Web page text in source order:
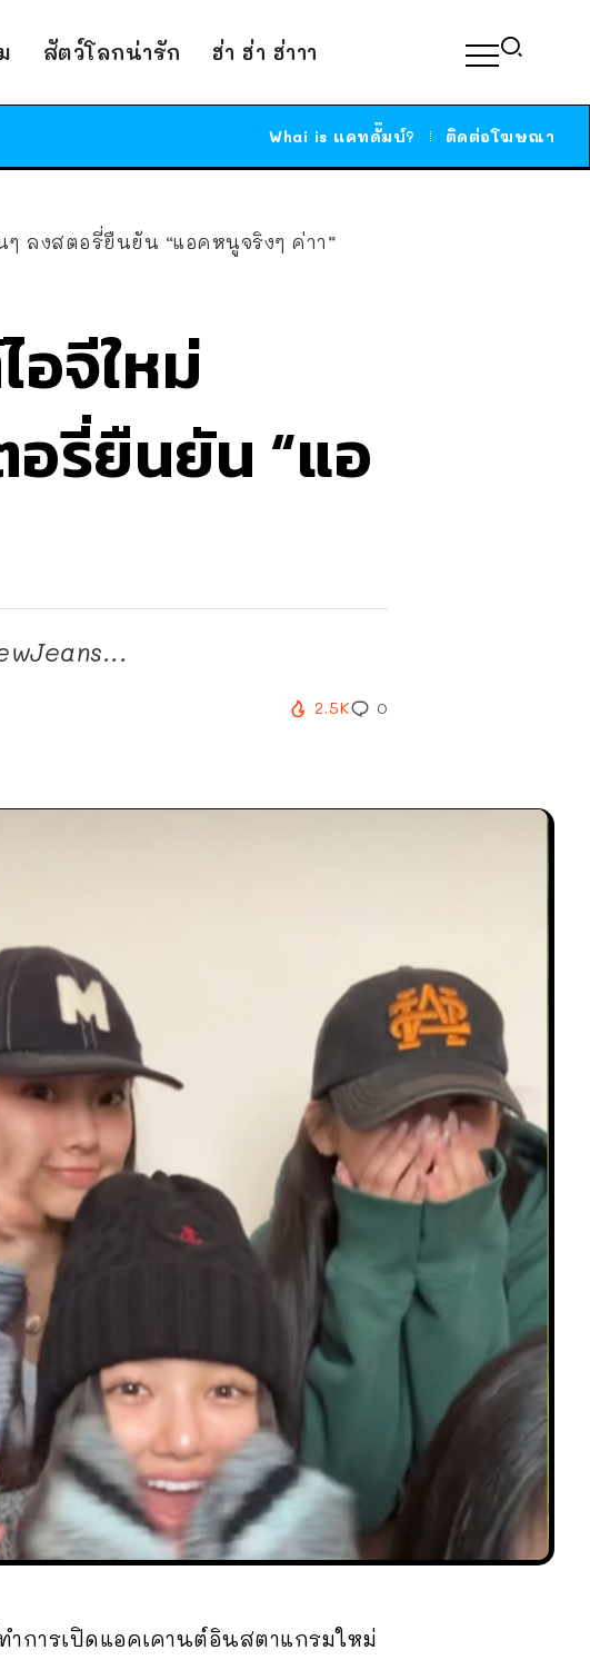
สัตว์โลกน่ารัก ฮ่า ฮ่า ฮ่าาา
Whai is แคทดั๊มบ์? ติดต่อโฆษณา
ลงสตอรี่ยืนยัน “แอคหนูจริงๆ ค่าา”
อจีใหม่
รี่ยืนยัน “แอ
2.5K 0
ำการเปิดแอคเคานต์อินสตาแกรมใหม่